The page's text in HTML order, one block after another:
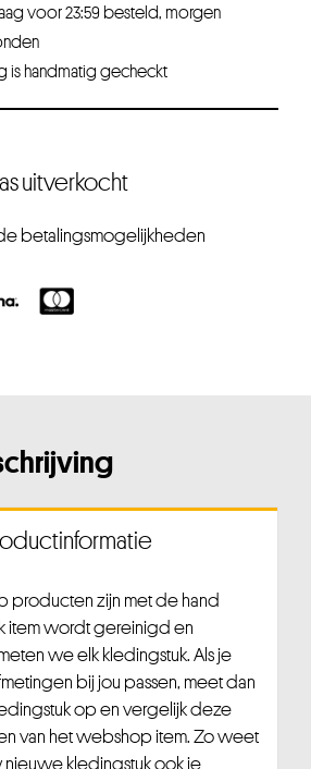
voor 23:59 besteld, morgen
is handmatig gecheckt
uitverkocht
betalingsmogelijkheden
producten zijn met de hand
item wordt gereinigd en
we elk kledingstuk. Als je
bij jou passen, meet dan
op en vergelijk deze
van het webshop item. Zo weet
kledingstuk ook je